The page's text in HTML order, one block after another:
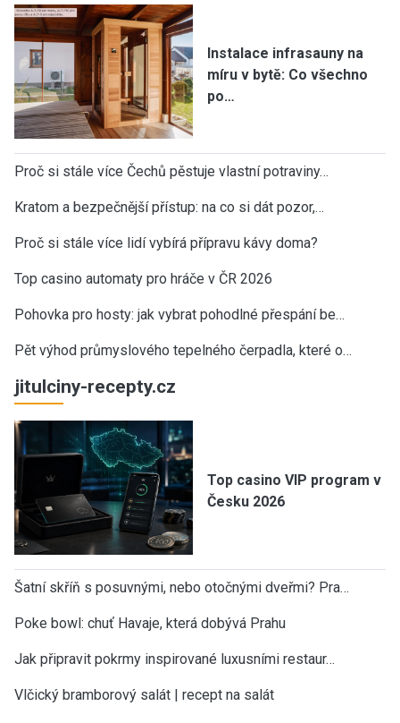
Instalace infrasauny na
míru v bytě: Co všechno
po…
Proč si stále více Čechů pěstuje vlastní potraviny…
Kratom a bezpečnější přístup: na co si dát pozor,…
Proč si stále více lidí vybírá přípravu kávy doma?
Top casino automaty pro hráče v ČR 2026
Pohovka pro hosty: jak vybrat pohodlné přespání be…
Pět výhod průmyslového tepelného čerpadla, které o…
jitulciny-recepty.cz
Top casino VIP program v
Česku 2026
Šatní skříň s posuvnými, nebo otočnými dveřmi? Pra…
Poke bowl: chuť Havaje, která dobývá Prahu
Jak připravit pokrmy inspirované luxusními restaur…
Vlčický bramborový salát | recept na salát